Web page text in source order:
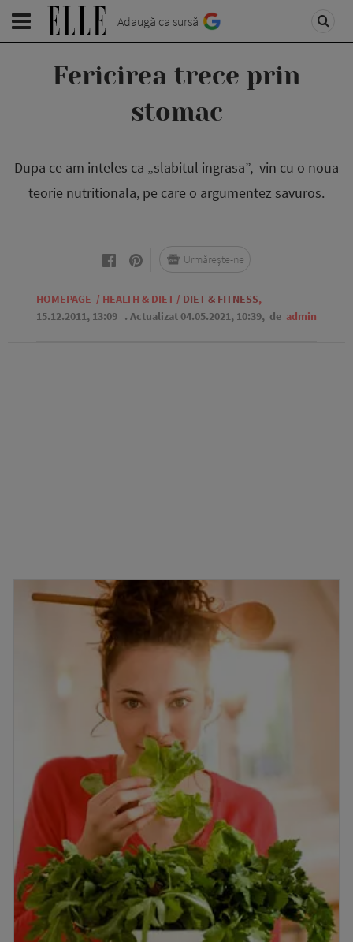
Adaugă ca sursă
Fericirea trece prin
stomac
Dupa ce am inteles ca „slabitul ingrasa”, vin cu o noua
teorie nutritionala, pe care o argumentez savuros.
HOMEPAGE / HEALTH & DIET / DIET & FITNESS,
15.12.2011, 13:09 . Actualizat 04.05.2021, 10:39, de admin
Urmărește-ne